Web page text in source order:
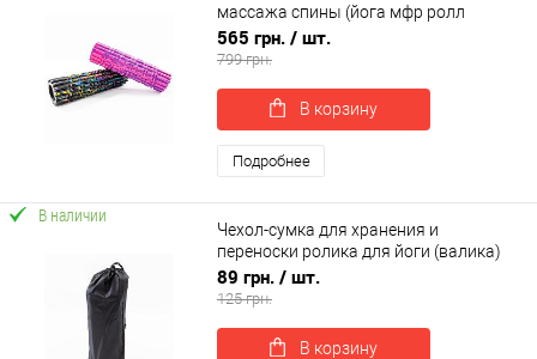
массажа спины (йога мфр ролл
массажер для спины, шеи, ног)
OSPORT (MS 3341-2)
565 грн. / шт.
799 грн.
В корзину
Подробнее
В наличии
Чехол-сумка для хранения и
переноски ролика для йоги (валика)
на затяжке 56×26 см OSPORT (OF-
0323)
89 грн. / шт.
125 грн.
В корзину